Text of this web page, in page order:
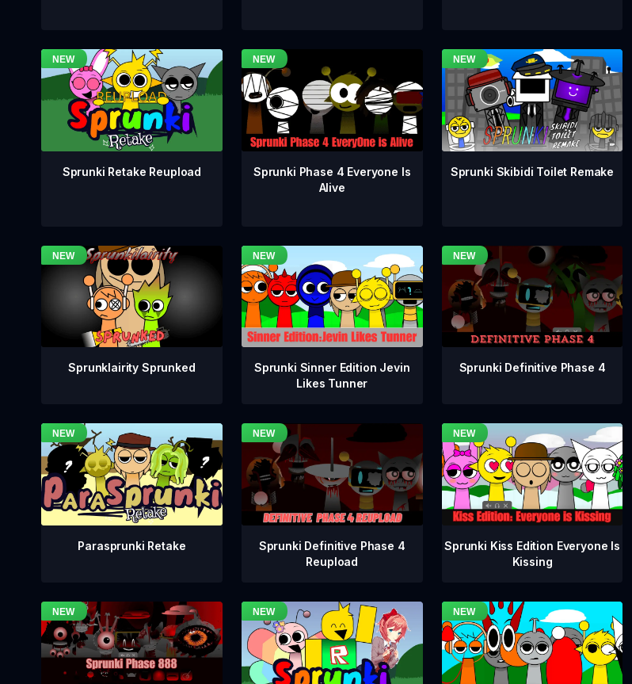
Sprunki Retake Reupload
Sprunki Phase 4 Everyone Is
Alive
Sprunki Skibidi Toilet Remake
Sprunklairity Sprunked
Sprunki Sinner Edition Jevin
Likes Tunner
Sprunki Definitive Phase 4
Parasprunki Retake
Sprunki Definitive Phase 4
Reupload
Sprunki Kiss Edition Everyone Is
Kissing